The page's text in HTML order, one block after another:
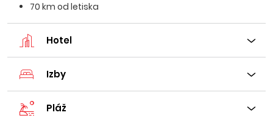
70 km od letiska
Hotel
Izby
Pláž